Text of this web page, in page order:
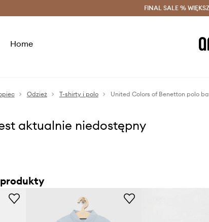
Oszczędzaj z Answear Club >
FINAL SALE %
Home
Odzież T-shirty i polo United Colors of Benetton polo
aktualnie niedostępny